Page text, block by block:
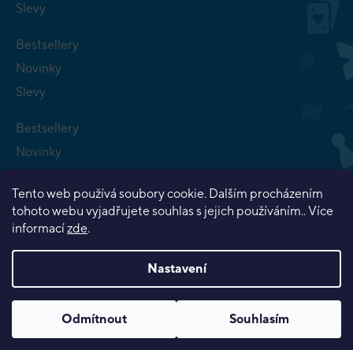
Tento web používá soubory cookie. Dalším procházením
tohoto webu vyjadřujete souhlas s jejich používáním.. Více
informacízde.
Nastavení
Odmítnout Souhlasím
Slevy
Bestsellery
Novinky
Slevy
Bestsellery
Novinky
Slevy
Vytvořil Shoptet Premium
Copyright 2026Planeta her. Všechna práva vyhrazena.